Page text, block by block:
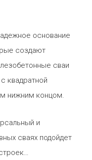
основание
создают
сваи
квадратной
нижним концом.
и
сваях подойдет